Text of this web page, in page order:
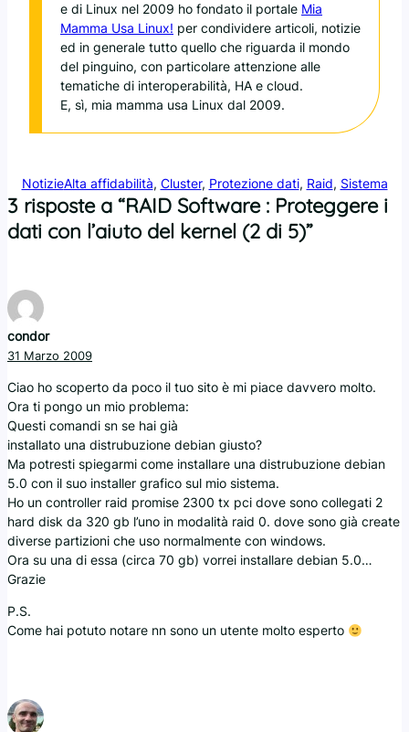
e di Linux nel 2009 ho fondato il portale Mia
Mamma Usa Linux! per condividere articoli, notizie
ed in generale tutto quello che riguarda il mondo
del pinguino, con particolare attenzione alle
tematiche di interoperabilità, HA e cloud.
E, sì, mia mamma usa Linux dal 2009.
NotizieAlta affidabilità, Cluster, Protezione dati, Raid, Sistema
3 risposte a “RAID Software : Proteggere i
dati con l’aiuto del kernel (2 di 5)”
condor
31 Marzo 2009
Ciao ho scoperto da poco il tuo sito è mi piace davvero molto.
Ora ti pongo un mio problema:
Questi comandi sn se hai già
installato una distrubuzione debian giusto?
Ma potresti spiegarmi come installare una distrubuzione debian
5.0 con il suo installer grafico sul mio sistema.
Ho un controller raid promise 2300 tx pci dove sono collegati 2
hard disk da 320 gb l’uno in modalità raid 0. dove sono già create
diverse partizioni che uso normalmente con windows.
Ora su una di essa (circa 70 gb) vorrei installare debian 5.0…
Grazie
P.S.
Come hai potuto notare nn sono un utente molto esperto